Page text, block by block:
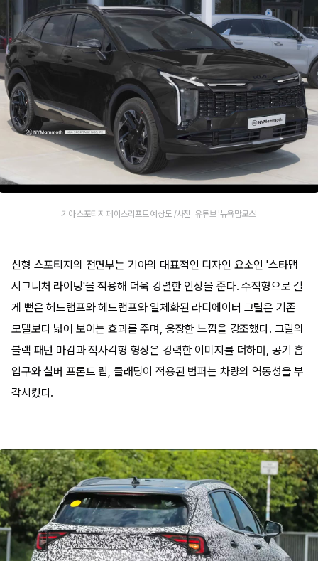
기아 스포티지 페이스리프트 예상도 /사진=유튜브 '뉴욕맘모스'
신형 스포티지의 전면부는 기아의 대표적인 디자인 요소인 '스타맵
시그니처 라이팅'을 적용해 더욱 강렬한 인상을 준다. 수직형으로 길
게 뻗은 헤드램프와 헤드램프와 일체화된 라디에이터 그릴은 기존
모델보다 넓어 보이는 효과를 주며, 웅장한 느낌을 강조했다. 그릴의
블랙 패턴 마감과 직사각형 형상은 강력한 이미지를 더하며, 공기 흡
입구와 실버 프론트 립, 클래딩이 적용된 범퍼는 차량의 역동성을 부
각시켰다.